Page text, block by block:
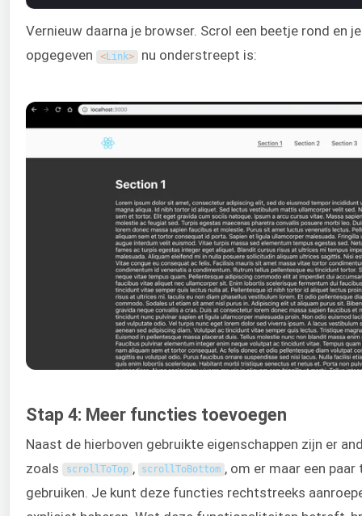
Vernieuw daarna je browser. Scrol een beetje rond en
opgegeven
<Link> nu onderstreept is:
Stap 4: Meer functies toevoegen
Naast de hierboven gebruikte eigenschappen zijn er
zoals
scrollToTop , scrollToBottom , om er maar een
gebruiken. Je kunt deze functies rechtstreeks